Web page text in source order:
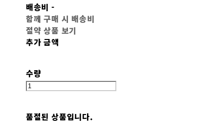
배송비 -
함께 구매 시 배송비
절약 상품 보기
추가 금액
수량
품절된 상품입니다.